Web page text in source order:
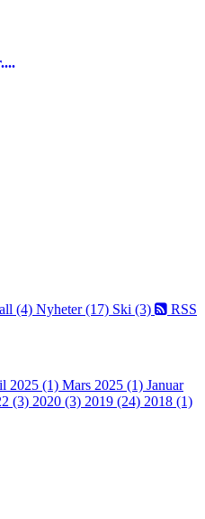
(4) Nyheter (17) Ski (3) RSS
2025 (1) Mars 2025 (1) Januar
(3) 2020 (3) 2019 (24) 2018 (1)